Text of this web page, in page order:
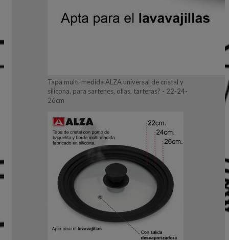
Tapa multi-medida ALZA universal de cristal y
silicona, para sartenes, ollas, tarteras? - 22-24-
26cm